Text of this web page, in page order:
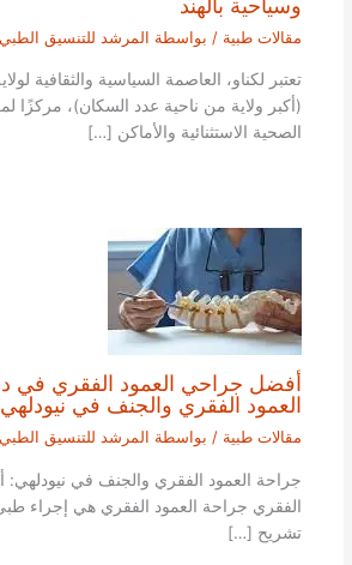
مقالات طبية / بواسطة المرشد للتنسيق الطبي
تعتبر لكناو، العاصمة السياسية والثقافية
(أكبر ولاية من ناحية عدد السكان)، مركزًا
الصحية الاستثنائية والأماكن […]
أفضل جراحي العمود الفقري في
العمود الفقري والجنف في
مقالات طبية / بواسطة المرشد للتنسيق الطبي
جراحة العمود الفقري والجنف في نيودلهي:
الفقري جراحة العمود الفقري هي إجراء
تشريح […]